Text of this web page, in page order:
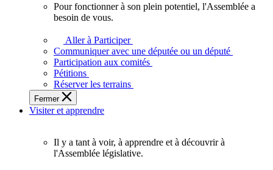
plein
potentiel,
l'Assemblée
a
besoin
de
Pour fonctionner à son plein potentiel, l'Assemblée a
besoin de vous.
Aller à Participer
Communiquer avec une députée ou un député
Participation aux comités
Pétitions
Réserver les terrains
Fermer
Visiter et apprendre
Il y a tant à voir, à apprendre et à découvrir à
l'Assemblée législative.